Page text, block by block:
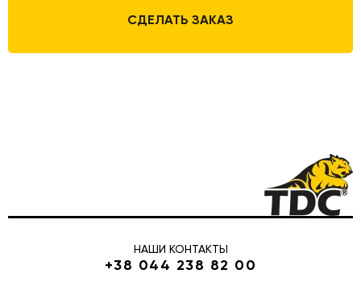
СДЕЛАТЬ ЗАКАЗ
НАШИ КОНТАКТЫ
+38 044 238 82 00